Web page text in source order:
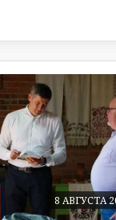
8 АВГУСТА